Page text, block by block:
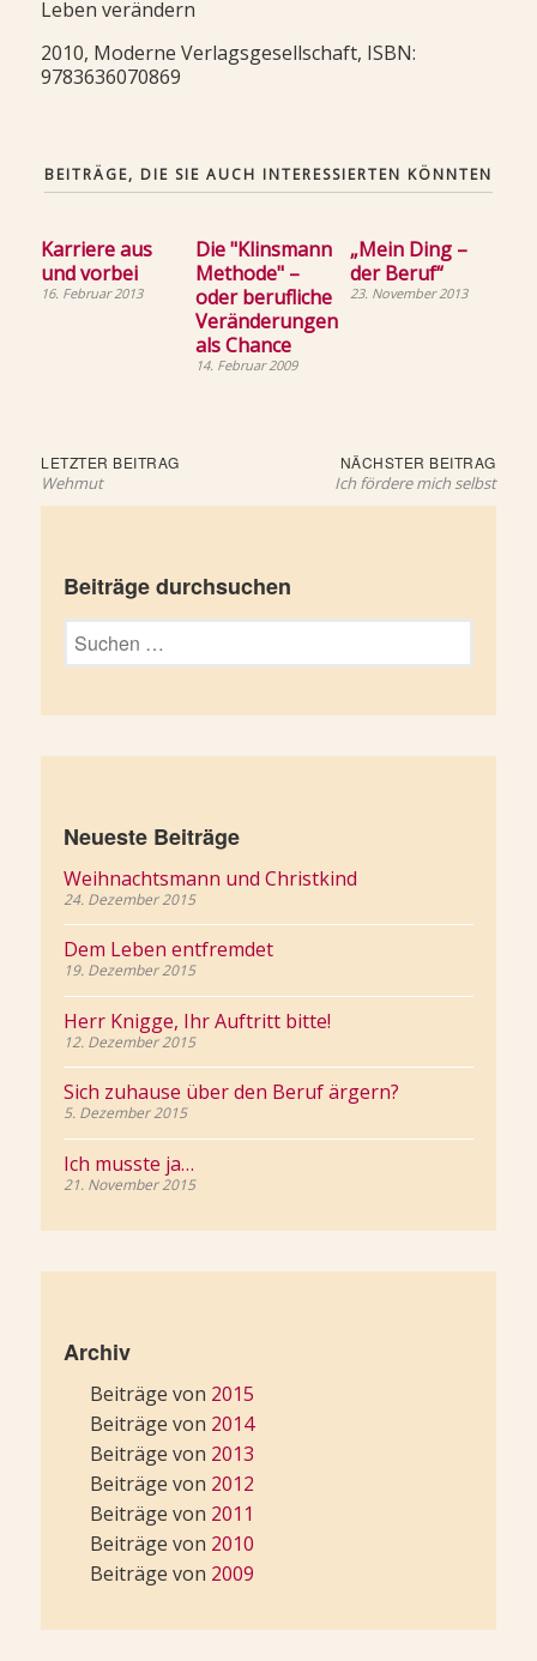
Leben verändern
2010, Moderne Verlagsgesellschaft, ISBN:
9783636070869
BEITRÄGE, DIE SIE AUCH INTERESSIERTEN KÖNNTEN
Karriere aus
und vorbei
16. Februar 2013
Die "Klinsmann
Methode" –
oder berufliche
Veränderungen
als Chance
14. Februar 2009
„Mein Ding –
der Beruf“
23. November 2013
Beitragsnavigation
LETZTER BEITRAGLetzter
Wehmut
NÄCHSTER BEITRAG
Ich fördere mich selbst
Beiträge durchsuchen
Suchen
nach:
Neueste Beiträge
Weihnachtsmann und Christkind
24. Dezember 2015
Dem Leben entfremdet
19. Dezember 2015
Herr Knigge, Ihr Auftritt bitte!
12. Dezember 2015
Sich zuhause über den Beruf ärgern?
5. Dezember 2015
Ich musste ja…
21. November 2015
Archiv
Beiträge von 2015
Beiträge von 2014
Beiträge von 2013
Beiträge von 2012
Beiträge von 2011
Beiträge von 2010
Beiträge von 2009